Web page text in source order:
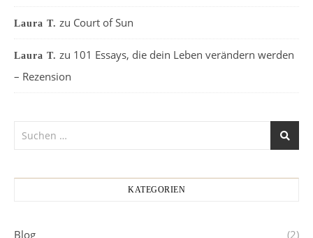
Laura T. zu Court of Sun
Laura T. zu 101 Essays, die dein Leben verändern werden
– Rezension
KATEGORIEN
Blog (2)